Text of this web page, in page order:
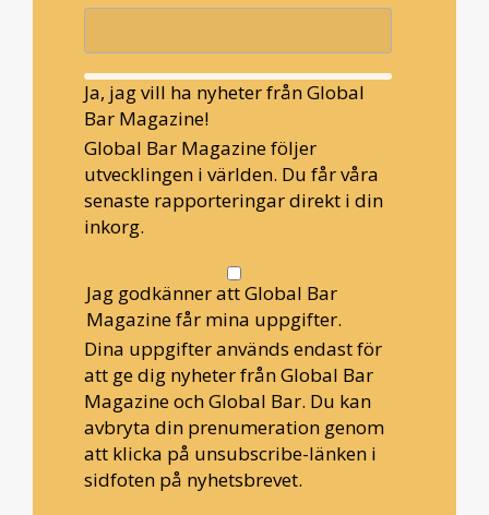
Ja, jag vill ha nyheter från Global
Bar Magazine!
Global Bar Magazine följer
utvecklingen i världen. Du får våra
senaste rapporteringar direkt i din
inkorg.
Jag godkänner att Global Bar
Magazine får mina uppgifter.
Dina uppgifter används endast för
att ge dig nyheter från Global Bar
Magazine och Global Bar. Du kan
avbryta din prenumeration genom
att klicka på unsubscribe-länken i
sidfoten på nyhetsbrevet.